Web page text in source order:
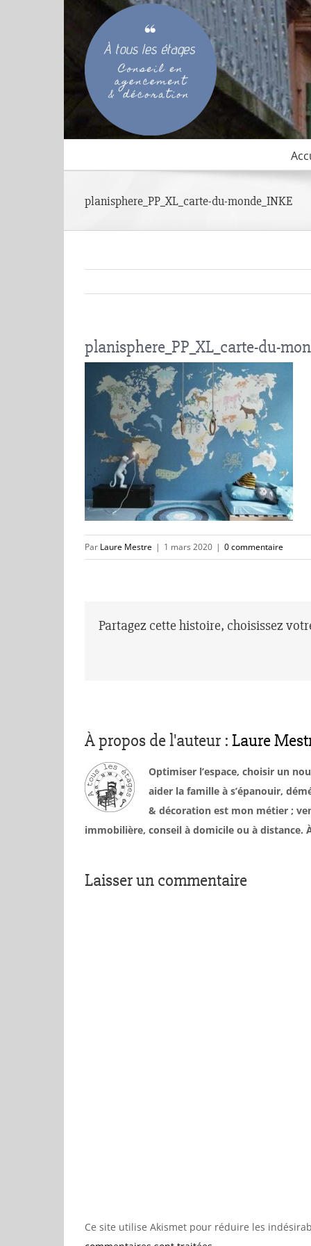
planisphere_PP_XL_carte-du-monde_INKE
planisphere_PP_XL_carte-du-
Par Laure Mestre | 1 mars 2020 | 0 commentaire
Partagez cette histoire, choisissez
À propos de l'auteur : Laure
Optimiser l’espace, choisir un
aider la famille à s’épanouir,
& décoration est mon métier ;
immobilière, conseil à domicile ou à distance. À
Laisser un commentaire
Ce site utilise Akismet pour réduire les